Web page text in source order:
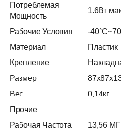
Потреблемая
Мощность
1.6Вт
Рабочие Условия
-
Материал
Пластик
Крепление
Размер
Вес
0,14кг
Прочие
Рабочая Частота
13,56